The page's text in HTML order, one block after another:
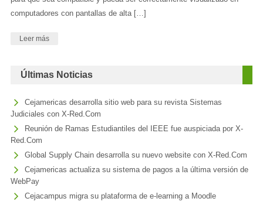
computadores con pantallas de alta […]
Leer más
Últimas Noticias
Cejamericas desarrolla sitio web para su revista Sistemas
Judiciales con X-Red.Com
Reunión de Ramas Estudiantiles del IEEE fue auspiciada por X-
Red.Com
Global Supply Chain desarrolla su nuevo website con X-Red.Com
Cejamericas actualiza su sistema de pagos a la última versión de
WebPay
Cejacampus migra su plataforma de e-learning a Moodle